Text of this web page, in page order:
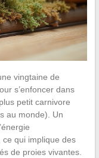
vingtaine de
s’enfoncer dans
petit carnivore
au monde). Un
qui implique des
de proies vivantes.